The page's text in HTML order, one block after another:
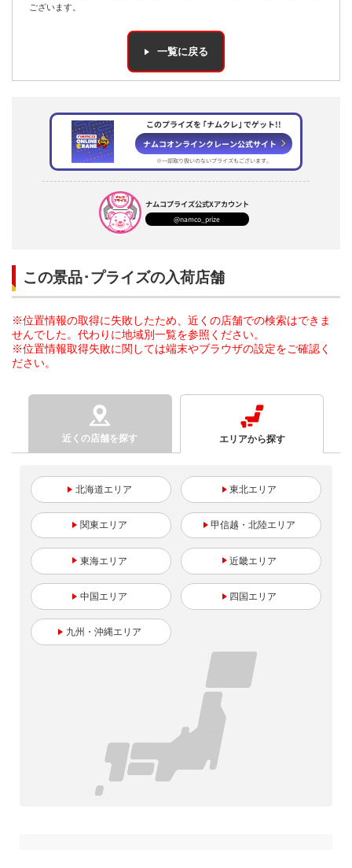
ございます。
一覧に戻る
このプライズを ｢ナムクレ｣ でゲット!!
ナムコオンラインクレーン公式サイト
※一部取り扱いのないプライズもございます。
ナムコプライズ公式Xアカウント
@namco_prize
この景品･プライズの入荷店舗
※位置情報の取得に失敗したため、近くの店舗での検索はできま
せんでした。代わりに地域別一覧を参照ください。
※位置情報取得失敗に関しては端末やブラウザの設定をご確認く
ださい。
近くの店舗を探す エリアから探す
北海道 東北
関東 甲信越・北陸
東海 近畿
中国 四国
九州・沖縄